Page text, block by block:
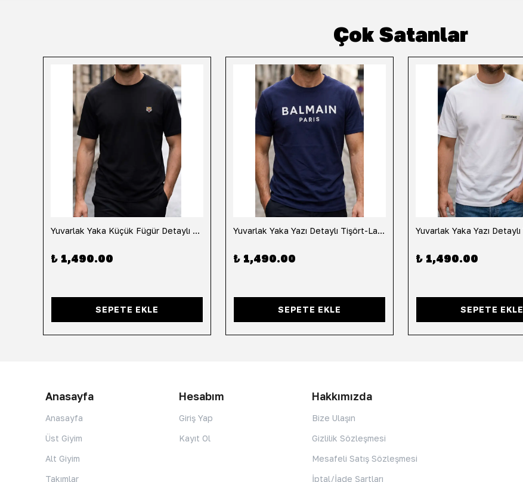
Çok Satanlar
Yuvarlak Yaka Küçük Fügür Detaylı Tişört-Siyah
₺ 1,490.00
SEPETE EKLE
Yuvarlak Yaka Yazı Detaylı Tişört-Lacivert
₺ 1,490.00
SEPETE EKLE
₺ 1,490.00
SEPETE EKLE
Anasayfa
Anasayfa
Üst Giyim
Alt Giyim
Takımlar
Hesabım
Giriş Yap
Kayıt Ol
Hakkımızda
Bize Ulaşın
Gizlilik Sözleşmesi
Mesafeli Satış Sözleşmesi
İptal/İade Şartları